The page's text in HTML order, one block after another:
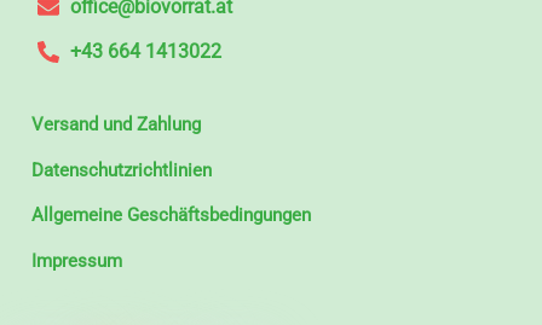
office@biovorrat.at
+43 664 1413022
Versand und Zahlung
Datenschutzrichtlinien
Allgemeine Geschäftsbedingungen
Impressum